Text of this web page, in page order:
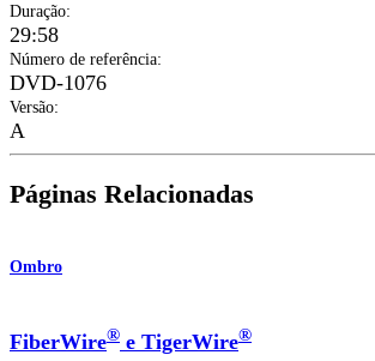
Duração:
29:58
Número de referência:
DVD-1076
Versão:
A
Páginas Relacionadas
Ombro
FiberWire® e TigerWire®